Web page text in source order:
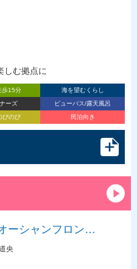
しむ拠点に
歩15分
海を望むくらし
ーズ
ビューバス/露天風呂
びのび 民泊向き
ーシャンフロン…
央